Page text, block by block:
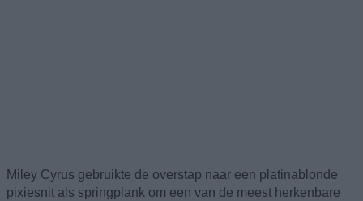
Miley Cyrus gebruikte de overstap naar een platinablonde
pixiesnit als springplank om een van de meest herkenbare